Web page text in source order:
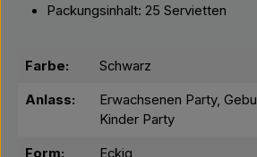
Packungsinhalt: 25 Servietten
Farbe: Schwarz
Anlass:
Erwachsenen Party,
Kinder Party
Form: Eckig